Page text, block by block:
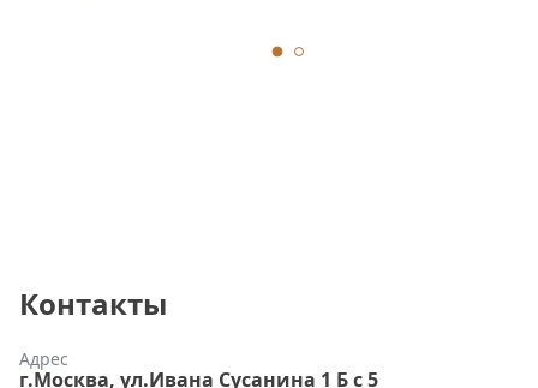
Контакты
Адрес
г.Москва, ул.Ивана Сусанина 1 Б с 5